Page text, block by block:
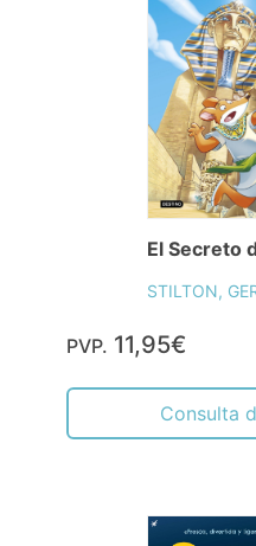
El Secreto
STILTON,
11,95€
Consulta